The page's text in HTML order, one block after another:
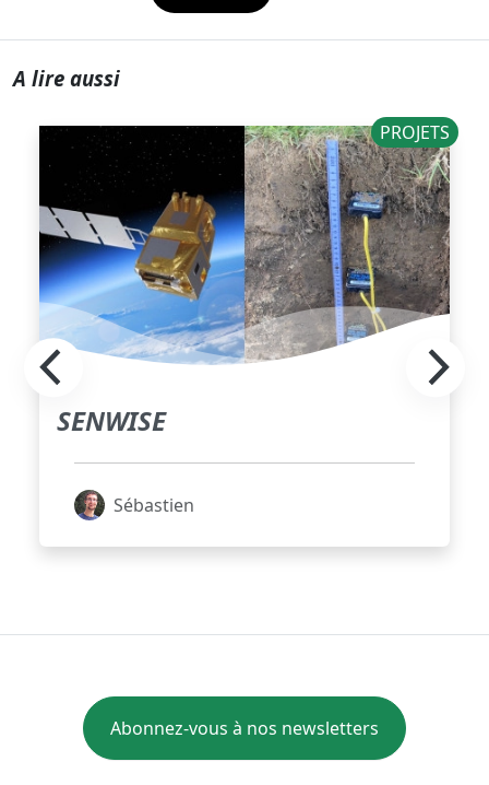
A lire aussi
PROJETS
SENWISE
Sébastien
Abonnez-vous à nos newsletters